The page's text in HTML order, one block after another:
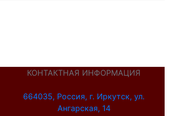
КОНТАКТНАЯ ИНФОРМАЦИЯ
664035, Россия, г. Иркутск, ул.
Ангарская, 14